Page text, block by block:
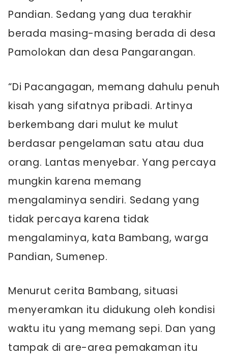
Pandian. Sedang yang dua terakhir
berada masing-masing berada di desa
Pamolokan dan desa Pangarangan.
“Di Pacangagan, memang dahulu penuh
kisah yang sifatnya pribadi. Artinya
berkembang dari mulut ke mulut
berdasar pengelaman satu atau dua
orang. Lantas menyebar. Yang percaya
mungkin karena memang
mengalaminya sendiri. Sedang yang
tidak percaya karena tidak
mengalaminya, kata Bambang, warga
Pandian, Sumenep.
Menurut cerita Bambang, situasi
menyeramkan itu didukung oleh kondisi
waktu itu yang memang sepi. Dan yang
tampak di are-area pemakaman itu